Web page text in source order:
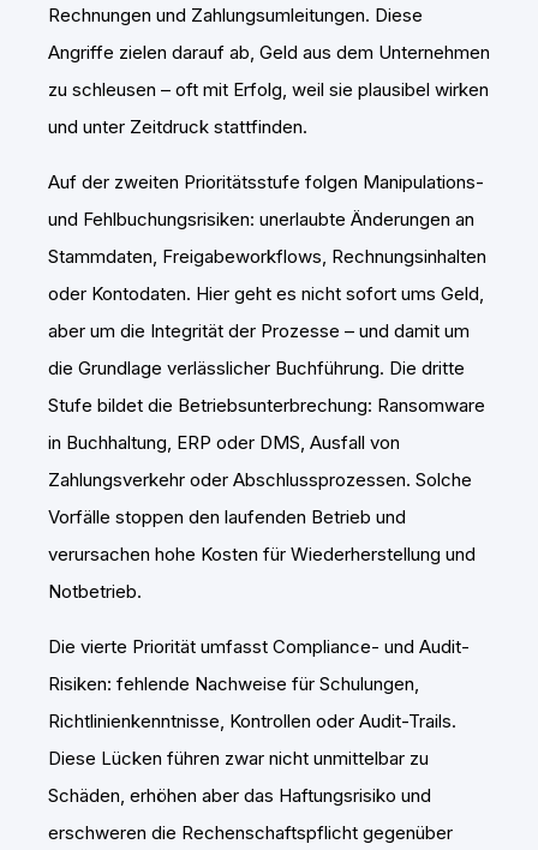
Rechnungen und Zahlungsumleitungen. Diese
Angriffe zielen darauf ab, Geld aus dem Unternehmen
zu schleusen – oft mit Erfolg, weil sie plausibel wirken
und unter Zeitdruck stattfinden.
Auf der zweiten Prioritätsstufe folgen Manipulations-
und Fehlbuchungsrisiken: unerlaubte Änderungen an
Stammdaten, Freigabeworkflows, Rechnungsinhalten
oder Kontodaten. Hier geht es nicht sofort ums Geld,
aber um die Integrität der Prozesse – und damit um
die Grundlage verlässlicher Buchführung. Die dritte
Stufe bildet die Betriebsunterbrechung: Ransomware
in Buchhaltung, ERP oder DMS, Ausfall von
Zahlungsverkehr oder Abschlussprozessen. Solche
Vorfälle stoppen den laufenden Betrieb und
verursachen hohe Kosten für Wiederherstellung und
Notbetrieb.
Die vierte Priorität umfasst Compliance- und Audit-
Risiken: fehlende Nachweise für Schulungen,
Richtlinienkenntnisse, Kontrollen oder Audit-Trails.
Diese Lücken führen zwar nicht unmittelbar zu
Schäden, erhöhen aber das Haftungsrisiko und
erschweren die Rechenschaftspflicht gegenüber